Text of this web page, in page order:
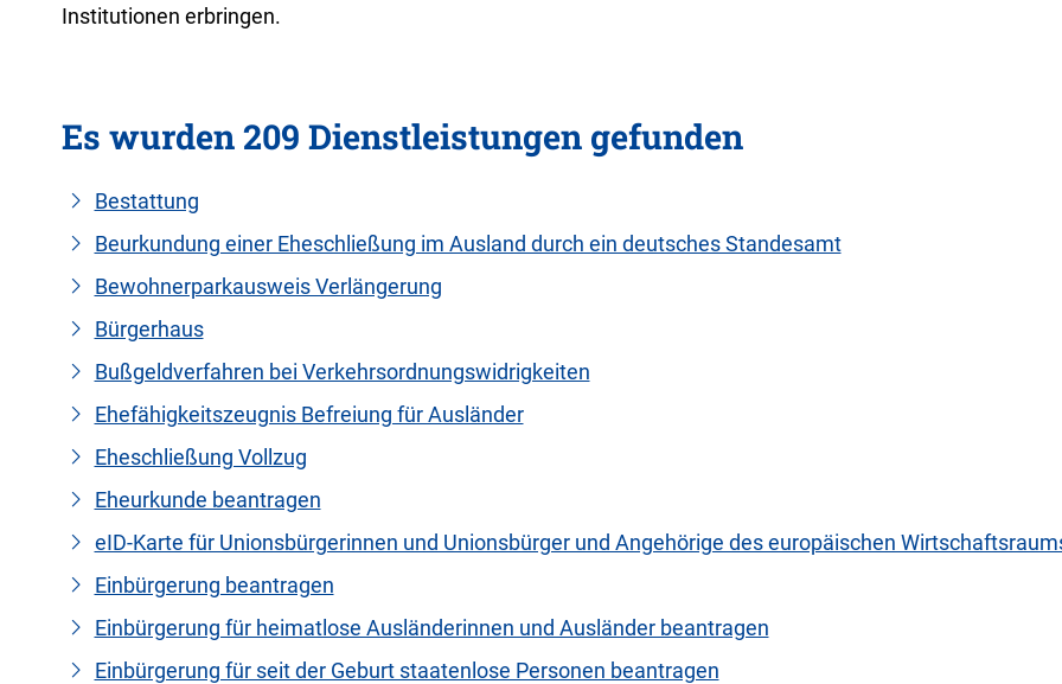
Institutionen erbringen.
Es wurden 209 Dienstleistungen gefunden
Bestattung
Beurkundung einer Eheschließung im Ausland durch ein deutsches Standesamt
Bewohnerparkausweis Verlängerung
Bürgerhaus
Bußgeldverfahren bei Verkehrsordnungswidrigkeiten
Ehefähigkeitszeugnis Befreiung für Ausländer
Eheschließung Vollzug
Eheurkunde beantragen
eID-Karte für Unionsbürgerinnen und Unionsbürger und Angehörige des europäischen
Einbürgerung beantragen
Einbürgerung für heimatlose Ausländerinnen und Ausländer beantragen
Einbürgerung für seit der Geburt staatenlose Personen beantragen